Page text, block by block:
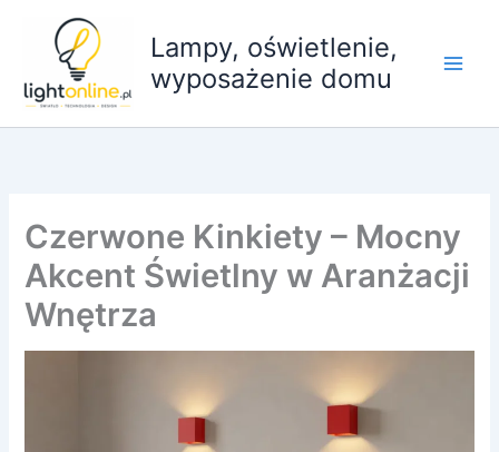
Lampy, oświetlenie,
wyposażenie domu
Czerwone Kinkiety – Mocny
Akcent Świetlny w Aranżacji
Wnętrza